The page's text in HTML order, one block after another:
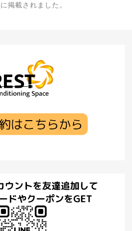
に掲載されました。